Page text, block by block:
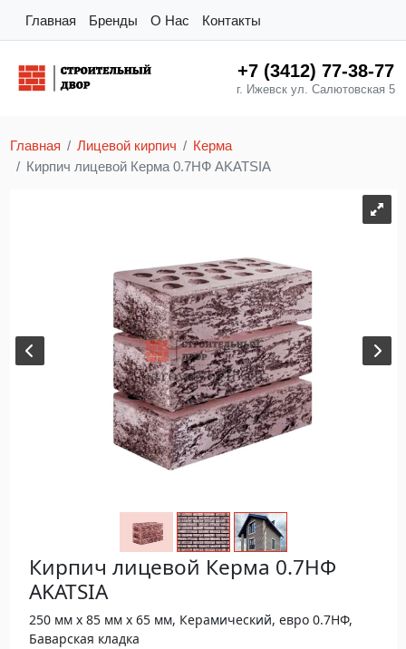
Главная Бренды О Нас Контакты
+7 (3412) 77-38-77
г. Ижевск ул. Салютовская 5
Главная Лицевой кирпич
Керма
Кирпич лицевой Керма 0.7НФ AKATSIA
Кирпич лицевой Керма 0.7НФ
AKATSIA
250 мм х 85 мм х 65 мм, Керамический, евро 0.7НФ,
Баварская кладка